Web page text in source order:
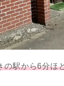
の駅から6分ほ